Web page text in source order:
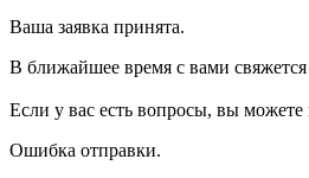
Ваша заявка принята.
В ближайшее время с вами
Если у вас есть вопросы, вы
Ошибка отправки.